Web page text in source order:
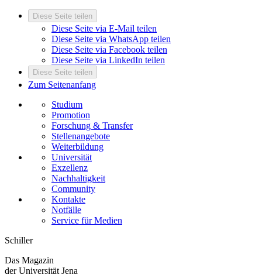
Diese Seite teilen
Diese Seite via E-Mail teilen
Diese Seite via WhatsApp teilen
Diese Seite via Facebook teilen
Diese Seite via LinkedIn teilen
Diese Seite teilen
Zum Seitenanfang
Studium
Promotion
Forschung & Transfer
Stellenangebote
Weiterbildung
Universität
Exzellenz
Nachhaltigkeit
Community
Kontakte
Notfälle
Service für Medien
Schiller
Das Magazin
der Universität Jena